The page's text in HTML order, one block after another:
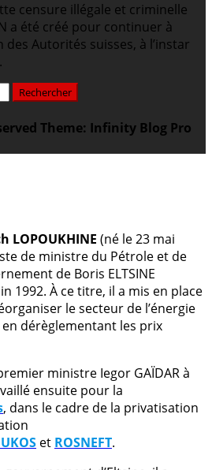
censure illégale et criminelle
a été créé pour continuer à
Autorités suisses, à l’instar
Theme: Infinity Blog Pro
(né le 23 mai
de ministre du Pétrole et de
de Boris ELTSINE
1992. À ce titre, il a mis en place
le secteur de l’énergie
dérèglementant les prix
ministre Iegor GAÏDAR à
ensuite pour la
, dans le cadre de la privatisation
et ROSNEFT.